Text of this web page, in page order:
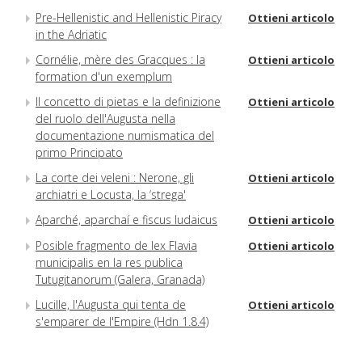
Pre-Hellenistic and Hellenistic Piracy
in the Adriatic
Ottieni articolo
Cornélie, mère des Gracques : la
formation d'un exemplum
Ottieni articolo
Il concetto di pietas e la definizione
del ruolo dell'Augusta nella
documentazione numismatica del
primo Principato
Ottieni articolo
La corte dei veleni : Nerone, gli
archiatri e Locusta, la ‘strega'
Ottieni articolo
Aparché, aparchaí e fiscus Iudaicus Ottieni articolo
Posible fragmento de lex Flavia
municipalis en la res publica
Tutugitanorum (Galera, Granada)
Ottieni articolo
Lucille, l'Augusta qui tenta de
s'emparer de l'Empire (Hdn 1.8.4)
Ottieni articolo